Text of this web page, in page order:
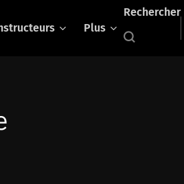
Plus
Rechercher